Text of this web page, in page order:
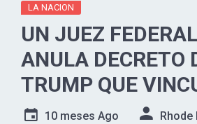
LA NACION
UN JUEZ
ANULA DECRETO
TRUMP QUE
AYUDA POR
10 meses Ago